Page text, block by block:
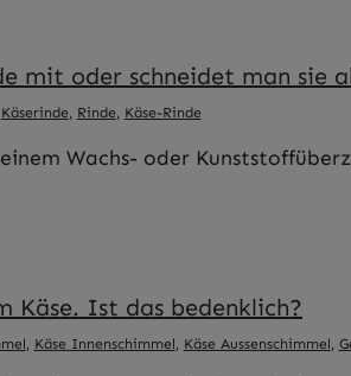
mit oder schneidet man sie
Käserinde, Rinde, Käse-Rinde
Wachs- oder
Käse. Ist das bedenklich?
, Käse Innenschimmel, Käse Aussenschimmel,